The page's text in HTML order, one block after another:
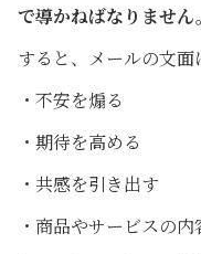
で導かねばなりません。
すると、メールの文面
・不安を煽る
・期待を高める
・共感を引き出す
・商品やサービスの